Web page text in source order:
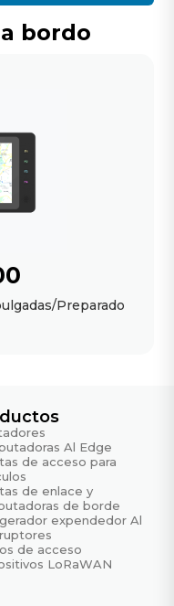
bordo
Preparado
Al Edge
de acceso para
de enlace y
de borde
expendedor Al
de acceso
LoRaWAN